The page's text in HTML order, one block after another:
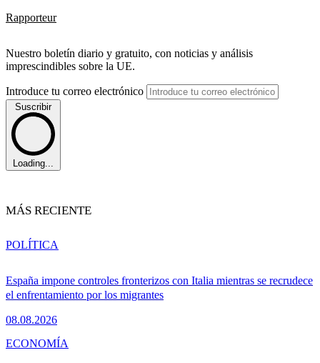
Rapporteur
Nuestro boletín diario y gratuito, con noticias y análisis
imprescindibles sobre la UE.
Introduce tu correo electrónico
Suscribir
Loading...
MÁS RECIENTE
España impone controles fronterizos con Italia mientras se recrudece
el enfrentamiento por los migrantes
08.08.2026
POLÍTICA
ECONOMÍA